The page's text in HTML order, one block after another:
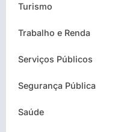
Turismo
Trabalho e Renda
Serviços Públicos
Segurança Pública
Saúde